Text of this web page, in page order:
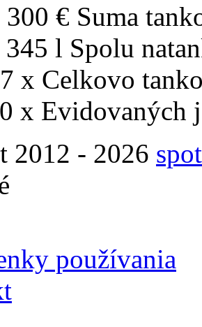
300 € Suma
345 l Spolu
x Celkovo
x Evidovaných
2012 - 2026
používania